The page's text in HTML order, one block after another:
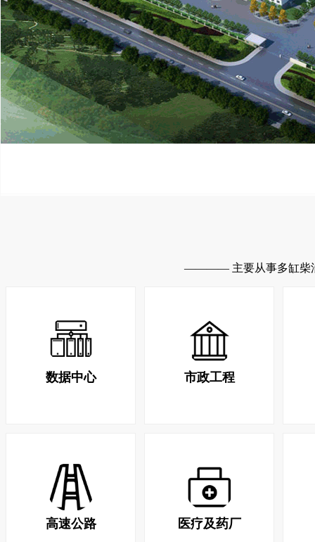
———— 主要从事多缸柴
数据中心 市政工程
高速公路 医疗及药厂